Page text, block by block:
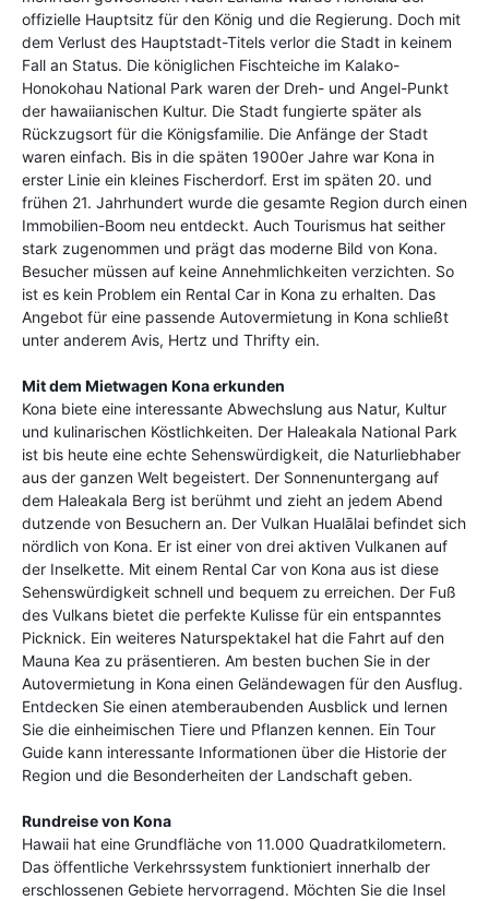
offizielle Hauptsitz für den König und die Regierung. Doch mit
dem Verlust des Hauptstadt-Titels verlor die Stadt in keinem
Fall an Status. Die königlichen Fischteiche im Kalako-
Honokohau National Park waren der Dreh- und Angel-Punkt
der hawaiianischen Kultur. Die Stadt fungierte später als
Rückzugsort für die Königsfamilie. Die Anfänge der Stadt
waren einfach. Bis in die späten 1900er Jahre war Kona in
erster Linie ein kleines Fischerdorf. Erst im späten 20. und
frühen 21. Jahrhundert wurde die gesamte Region durch einen
Immobilien-Boom neu entdeckt. Auch Tourismus hat seither
stark zugenommen und prägt das moderne Bild von Kona.
Besucher müssen auf keine Annehmlichkeiten verzichten. So
ist es kein Problem ein Rental Car in Kona zu erhalten. Das
Angebot für eine passende Autovermietung in Kona schließt
unter anderem Avis, Hertz und Thrifty ein.
Mit dem Mietwagen Kona erkunden
Kona biete eine interessante Abwechslung aus Natur, Kultur
und kulinarischen Köstlichkeiten. Der Haleakala National Park
ist bis heute eine echte Sehenswürdigkeit, die Naturliebhaber
aus der ganzen Welt begeistert. Der Sonnenuntergang auf
dem Haleakala Berg ist berühmt und zieht an jedem Abend
dutzende von Besuchern an. Der Vulkan Hualālai befindet sich
nördlich von Kona. Er ist einer von drei aktiven Vulkanen auf
der Inselkette. Mit einem Rental Car von Kona aus ist diese
Sehenswürdigkeit schnell und bequem zu erreichen. Der Fuß
des Vulkans bietet die perfekte Kulisse für ein entspanntes
Picknick. Ein weiteres Naturspektakel hat die Fahrt auf den
Mauna Kea zu präsentieren. Am besten buchen Sie in der
Autovermietung in Kona einen Geländewagen für den Ausflug.
Entdecken Sie einen atemberaubenden Ausblick und lernen
Sie die einheimischen Tiere und Pflanzen kennen. Ein Tour
Guide kann interessante Informationen über die Historie der
Region und die Besonderheiten der Landschaft geben.
Rundreise von Kona
Hawaii hat eine Grundfläche von 11.000 Quadratkilometern.
Das öffentliche Verkehrssystem funktioniert innerhalb der
erschlossenen Gebiete hervorragend. Möchten Sie die Insel